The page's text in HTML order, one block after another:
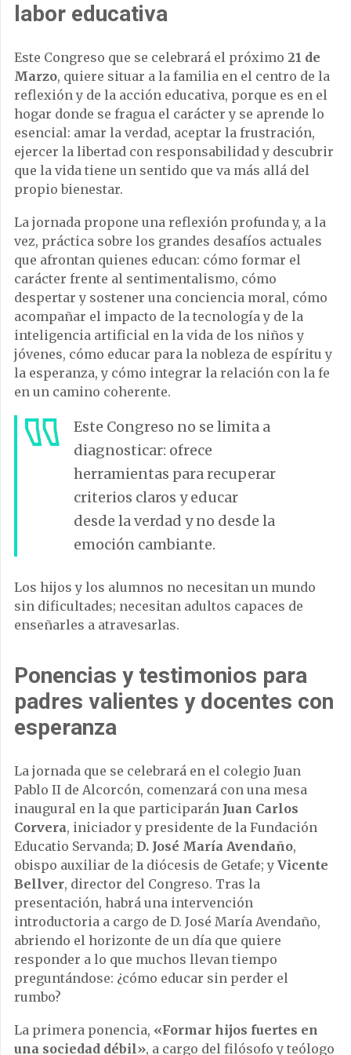
labor educativa
Este Congreso que se celebrará el próximo 21 de
Marzo, quiere situar a la familia en el centro de la
reflexión y de la acción educativa, porque es en el
hogar donde se fragua el carácter y se aprende lo
esencial: amar la verdad, aceptar la frustración,
ejercer la libertad con responsabilidad y descubrir
que la vida tiene un sentido que va más allá del
propio bienestar.
La jornada propone una reflexión profunda y, a la
vez, práctica sobre los grandes desafíos actuales
que afrontan quienes educan: cómo formar el
carácter frente al sentimentalismo, cómo
despertar y sostener una conciencia moral, cómo
acompañar el impacto de la tecnología y de la
inteligencia artificial en la vida de los niños y
jóvenes, cómo educar para la nobleza de espíritu y
la esperanza, y cómo integrar la relación con la fe
en un camino coherente.
Este Congreso no se limita a
diagnosticar: ofrece
herramientas para recuperar
criterios claros y educar
desde la verdad y no desde la
emoción cambiante.
Los hijos y los alumnos no necesitan un mundo
sin dificultades; necesitan adultos capaces de
enseñarles a atravesarlas.
Ponencias y testimonios para
padres valientes y docentes con
esperanza
La jornada que se celebrará en el colegio Juan
Pablo II de Alcorcón, comenzará con una mesa
inaugural en la que participarán Juan Carlos
Corvera, iniciador y presidente de la Fundación
Educatio Servanda; D. José María Avendaño,
obispo auxiliar de la diócesis de Getafe; y Vicente
Bellver, director del Congreso. Tras la
presentación, habrá una intervención
introductoria a cargo de D. José María Avendaño,
abriendo el horizonte de un día que quiere
responder a lo que muchos llevan tiempo
preguntándose: ¿cómo educar sin perder el
rumbo?
La primera ponencia, «Formar hijos fuertes en
una sociedad débil», a cargo del filósofo y teólogo